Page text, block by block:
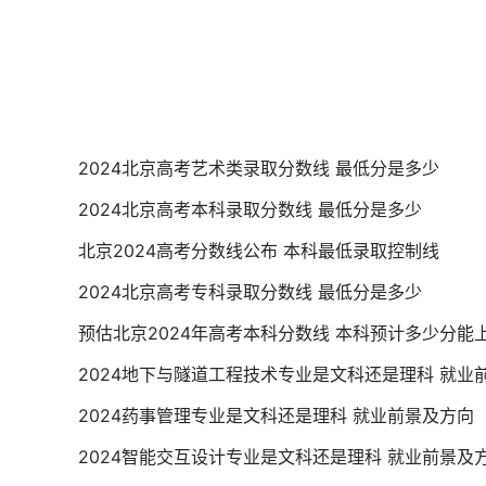
2024北京高考艺术类录取分数线 最低分是多少
2024北京高考本科录取分数线 最低分是多少
北京2024高考分数线公布 本科最低录取控制线
2024北京高考专科录取分数线 最低分是多少
预估北京2024年高考本科分数线 本科预计多少分能
2024地下与隧道工程技术专业是文科还是理科 就业
2024药事管理专业是文科还是理科 就业前景及方向
2024智能交互设计专业是文科还是理科 就业前景及